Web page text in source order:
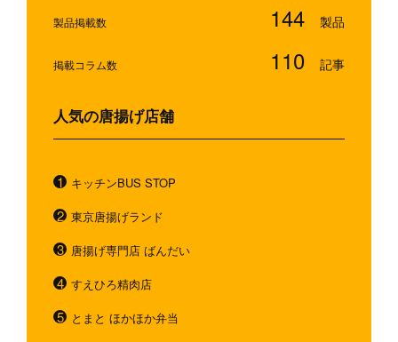
製品掲載数 144
掲載コラム数 110
人気の唐揚げ店舗
キッチンBUS STOP
東京唐揚げランド
唐揚げ専門店 ばんだい
すえひろ精肉店
とまと ほかほか弁当